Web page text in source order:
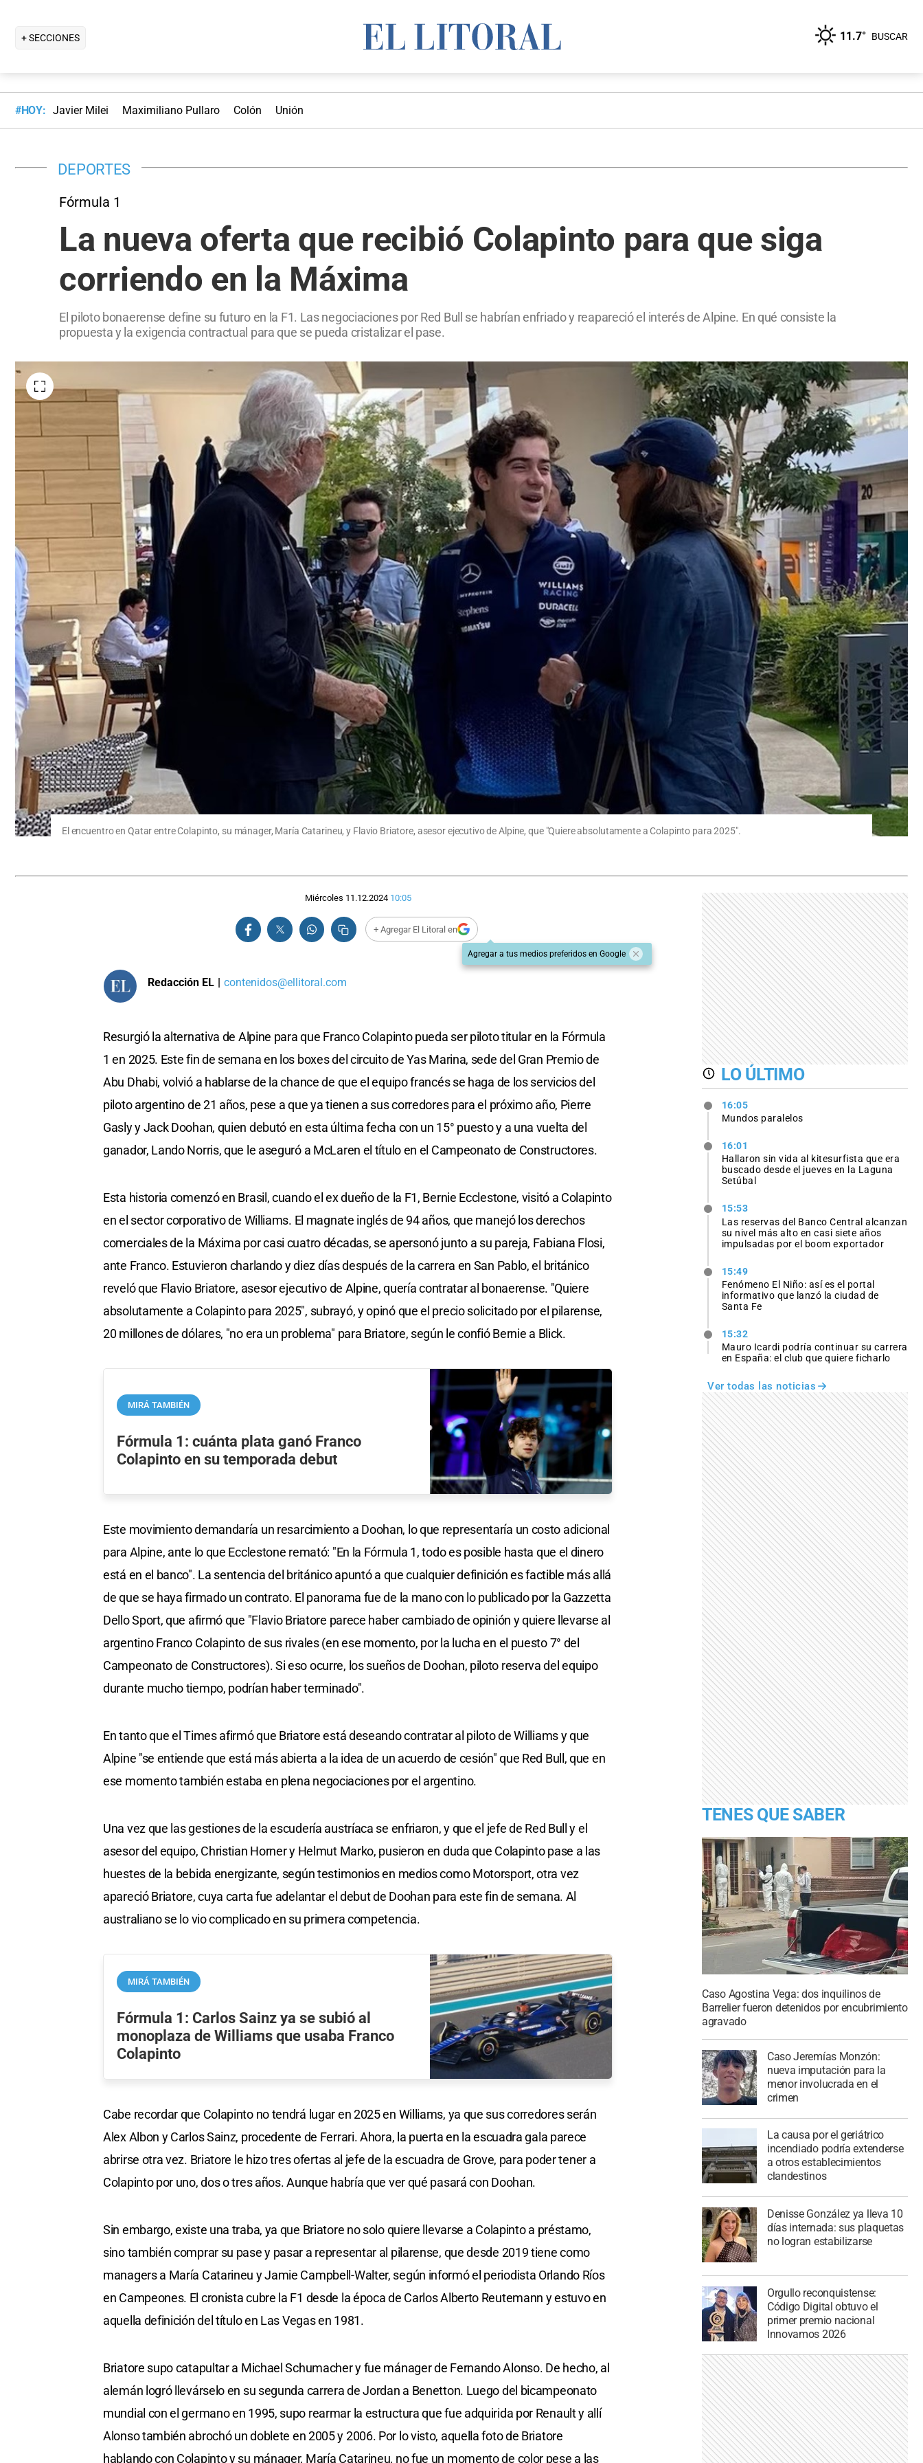
+ SECCIONES 11.7° BUSCAR
#HOY: Javier Milei Maximiliano Pullaro Colón Unión
DEPORTES
Fórmula 1
La nueva oferta que recibió Colapinto para que siga
corriendo en la Máxima
El piloto bonaerense define su futuro en la F1. Las negociaciones por Red Bull se habrían enfriado y reapareció el interés de Alpine. En qué consiste la
propuesta y la exigencia contractual para que se pueda cristalizar el pase.
El encuentro en Qatar entre Colapinto, su mánager, María Catarineu, y Flavio Briatore, asesor ejecutivo de Alpine, que "Quiere absolutamente a Colapinto para 2025".
Miércoles 11.12.2024 10:05
+ Agregar El Litoral en
Agregar a tus medios preferidos en Google
Redacción EL | contenidos@ellitoral.com
Resurgió la alternativa de Alpine para que Franco Colapinto pueda ser piloto titular en la Fórmula
1 en 2025. Este fin de semana en los boxes del circuito de Yas Marina, sede del Gran Premio de
Abu Dhabi, volvió a hablarse de la chance de que el equipo francés se haga de los servicios del
piloto argentino de 21 años, pese a que ya tienen a sus corredores para el próximo año, Pierre
Gasly y Jack Doohan, quien debutó en esta última fecha con un 15° puesto y a una vuelta del
ganador, Lando Norris, que le aseguró a McLaren el título en el Campeonato de Constructores.
Esta historia comenzó en Brasil, cuando el ex dueño de la F1, Bernie Ecclestone, visitó a Colapinto
en el sector corporativo de Williams. El magnate inglés de 94 años, que manejó los derechos
comerciales de la Máxima por casi cuatro décadas, se apersonó junto a su pareja, Fabiana Flosi,
ante Franco. Estuvieron charlando y diez días después de la carrera en San Pablo, el británico
reveló que Flavio Briatore, asesor ejecutivo de Alpine, quería contratar al bonaerense. "Quiere
absolutamente a Colapinto para 2025″, subrayó, y opinó que el precio solicitado por el pilarense,
20 millones de dólares, "no era un problema" para Briatore, según le confió Bernie a Blick.
MIRÁ TAMBIÉN
Fórmula 1: cuánta plata ganó Franco
Colapinto en su temporada debut
Este movimiento demandaría un resarcimiento a Doohan, lo que representaría un costo adicional
para Alpine, ante lo que Ecclestone remató: "En la Fórmula 1, todo es posible hasta que el dinero
está en el banco". La sentencia del británico apuntó a que cualquier definición es factible más allá
de que se haya firmado un contrato. El panorama fue de la mano con lo publicado por la Gazzetta
Dello Sport, que afirmó que "Flavio Briatore parece haber cambiado de opinión y quiere llevarse al
argentino Franco Colapinto de sus rivales (en ese momento, por la lucha en el puesto 7° del
Campeonato de Constructores). Si eso ocurre, los sueños de Doohan, piloto reserva del equipo
durante mucho tiempo, podrían haber terminado".
En tanto que el Times afirmó que Briatore está deseando contratar al piloto de Williams y que
Alpine "se entiende que está más abierta a la idea de un acuerdo de cesión" que Red Bull, que en
ese momento también estaba en plena negociaciones por el argentino.
Una vez que las gestiones de la escudería austríaca se enfriaron, y que el jefe de Red Bull y el
asesor del equipo, Christian Horner y Helmut Marko, pusieron en duda que Colapinto pase a las
huestes de la bebida energizante, según testimonios en medios como Motorsport, otra vez
apareció Briatore, cuya carta fue adelantar el debut de Doohan para este fin de semana. Al
australiano se lo vio complicado en su primera competencia.
MIRÁ TAMBIÉN
Fórmula 1: Carlos Sainz ya se subió al
monoplaza de Williams que usaba Franco
Colapinto
Cabe recordar que Colapinto no tendrá lugar en 2025 en Williams, ya que sus corredores serán
Alex Albon y Carlos Sainz, procedente de Ferrari. Ahora, la puerta en la escuadra gala parece
abrirse otra vez. Briatore le hizo tres ofertas al jefe de la escuadra de Grove, para poder tener a
Colapinto por uno, dos o tres años. Aunque habría que ver qué pasará con Doohan.
Sin embargo, existe una traba, ya que Briatore no solo quiere llevarse a Colapinto a préstamo,
sino también comprar su pase y pasar a representar al pilarense, que desde 2019 tiene como
managers a María Catarineu y Jamie Campbell-Walter, según informó el periodista Orlando Ríos
en Campeones. El cronista cubre la F1 desde la época de Carlos Alberto Reutemann y estuvo en
aquella definición del título en Las Vegas en 1981.
Briatore supo catapultar a Michael Schumacher y fue mánager de Fernando Alonso. De hecho, al
alemán logró llevárselo en su segunda carrera de Jordan a Benetton. Luego del bicampeonato
mundial con el germano en 1995, supo rearmar la estructura que fue adquirida por Renault y allí
Alonso también abrochó un doblete en 2005 y 2006. Por lo visto, aquella foto de Briatore
hablando con Colapinto y su mánager, María Catarineu, no fue un momento de color pese a las
LO ÚLTIMO
16:05
Mundos paralelos
16:01
Hallaron sin vida al kitesurfista que era
buscado desde el jueves en la Laguna
Setúbal
15:53
Las reservas del Banco Central alcanzan
su nivel más alto en casi siete años
impulsadas por el boom exportador
15:49
Fenómeno El Niño: así es el portal
informativo que lanzó la ciudad de
Santa Fe
15:32
Mauro Icardi podría continuar su carrera
en España: el club que quiere ficharlo
Ver todas las noticias
TENES QUE SABER
Caso Agostina Vega: dos inquilinos de
Barrelier fueron detenidos por encubrimiento
agravado
Caso Jeremías Monzón:
nueva imputación para la
menor involucrada en el
crimen
La causa por el geriátrico
incendiado podría extenderse
a otros establecimientos
clandestinos
Denisse González ya lleva 10
días internada: sus plaquetas
no logran estabilizarse
Orgullo reconquistense:
Código Digital obtuvo el
primer premio nacional
Innovamos 2026